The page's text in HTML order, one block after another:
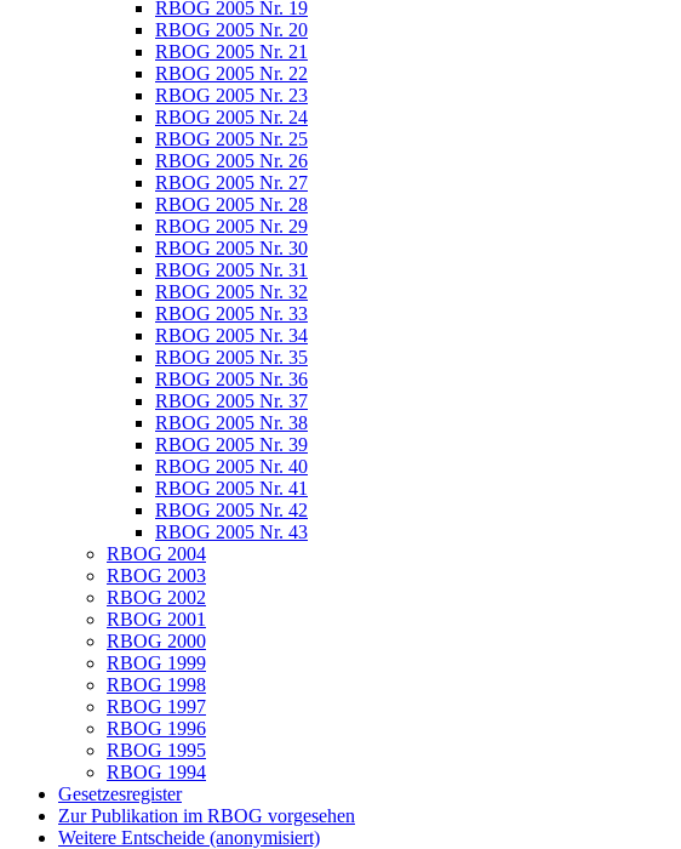
RBOG 2005 Nr. 19
RBOG 2005 Nr. 20
RBOG 2005 Nr. 21
RBOG 2005 Nr. 22
RBOG 2005 Nr. 23
RBOG 2005 Nr. 24
RBOG 2005 Nr. 25
RBOG 2005 Nr. 26
RBOG 2005 Nr. 27
RBOG 2005 Nr. 28
RBOG 2005 Nr. 29
RBOG 2005 Nr. 30
RBOG 2005 Nr. 31
RBOG 2005 Nr. 32
RBOG 2005 Nr. 33
RBOG 2005 Nr. 34
RBOG 2005 Nr. 35
RBOG 2005 Nr. 36
RBOG 2005 Nr. 37
RBOG 2005 Nr. 38
RBOG 2005 Nr. 39
RBOG 2005 Nr. 40
RBOG 2005 Nr. 41
RBOG 2005 Nr. 42
RBOG 2005 Nr. 43
RBOG 2004
RBOG 2003
RBOG 2002
RBOG 2001
RBOG 2000
RBOG 1999
RBOG 1998
RBOG 1997
RBOG 1996
RBOG 1995
RBOG 1994
Gesetzesregister
Zur Publikation im RBOG vorgesehen
Weitere Entscheide (anonymisiert)